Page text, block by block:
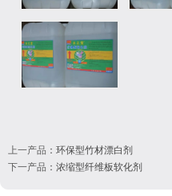
上一产品 ： 环保型竹材漂白剂
下一产品 ： 浓缩型纤维板软化剂